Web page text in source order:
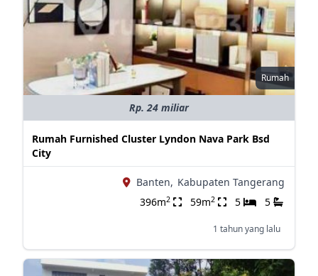
Rumah
Rp. 24 miliar
Rumah Furnished Cluster Lyndon Nava Park Bsd
City
Banten, Kabupaten Tangerang
396m2 59m2 5 5
1 tahun yang lalu